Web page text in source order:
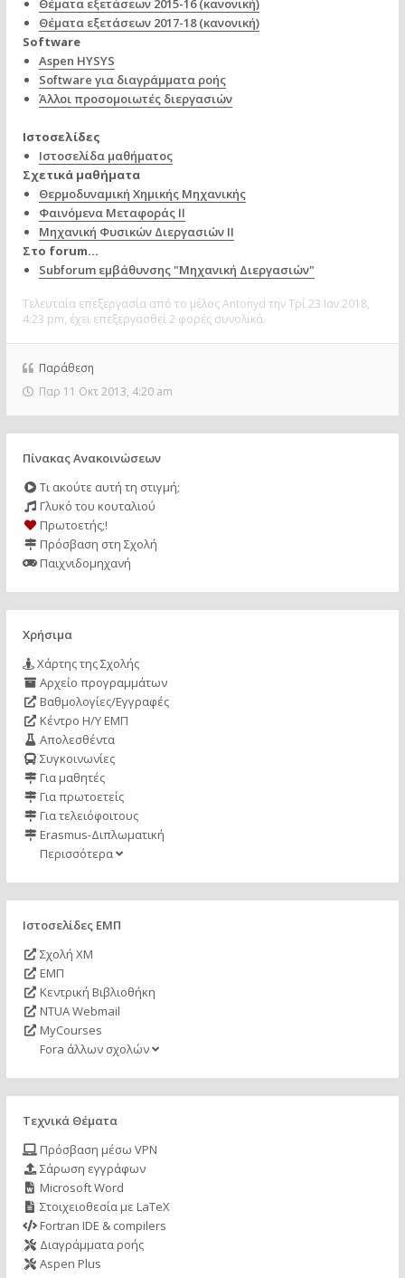
Θέματα εξετάσεων 2015-16 (κανονική)
Θέματα εξετάσεων 2017-18 (κανονική)
Software
Aspen HYSYS
Software για διαγράμματα ροής
Άλλοι προσομοιωτές διεργασιών
Ιστοσελίδες
Ιστοσελίδα μαθήματος
Σχετικά μαθήματα
Θερμοδυναμική Χημικής Μηχανικής
Φαινόμενα Μεταφοράς II
Μηχανική Φυσικών Διεργασιών II
Στο forum...
Subforum εμβάθυνσης "Μηχανική Διεργασιών"
Τελευταία επεξεργασία από το μέλοςAntonyd την Τρί 23 Ιαν 2018,
4:23 pm, έχει επεξεργασθεί 2 φορές συνολικά.
Παράθεση
Παρ 11 Οκτ 2013, 4:20 am
Πίνακας Ανακοινώσεων
Τι ακούτε αυτή τη στιγμή;
Γλυκό του κουταλιού
Πρωτοετής;!
Πρόσβαση στη Σχολή
Παιχνιδομηχανή
Χρήσιμα
Χάρτης της Σχολής
Αρχείο προγραμμάτων
Βαθμολογίες/Εγγραφές
Κέντρο Η/Υ ΕΜΠ
Απολεσθέντα
Συγκοινωνίες
Για μαθητές
Για πρωτοετείς
Για τελειόφοιτους
Erasmus-Διπλωματική
Περισσότερα
Ιστοσελίδες ΕΜΠ
Σχολή ΧΜ
ΕΜΠ
Κεντρική Βιβλιοθήκη
NTUA Webmail
MyCourses
Fora άλλων σχολών
Τεχνικά Θέματα
Πρόσβαση μέσω VPN
Σάρωση εγγράφων
Microsoft Word
Στοιχειοθεσία με LaTeX
Fortran IDE & compilers
Διαγράμματα ροής
Aspen Plus